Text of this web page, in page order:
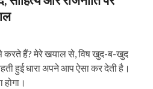
करते हैं? मेरे खयाल से, विष खुद-ब-खुद
हुई धारा अपने आप ऐसा कर देती है।
होगा।